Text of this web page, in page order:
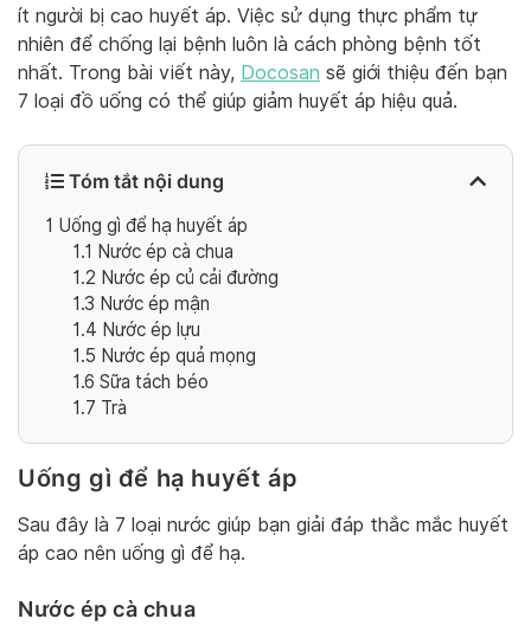
ít người bị cao huyết áp. Việc sử dụng thực phẩm tự
nhiên để chống lại bệnh luôn là cách phòng bệnh tốt
nhất. Trong bài viết này, Docosan sẽ giới thiệu đến bạn
7 loại đồ uống có thể giúp giảm huyết áp hiệu quả.
Tóm tắt nội dung
1 Uống gì để hạ huyết áp
1.1 Nước ép cà chua
1.2 Nước ép củ cải đường
1.3 Nước ép mận
1.4 Nước ép lựu
1.5 Nước ép quả mọng
1.6 Sữa tách béo
1.7 Trà
Uống gì để hạ huyết áp
Sau đây là 7 loại nước giúp bạn giải đáp thắc mắc huyết
áp cao nên uống gì để hạ.
Nước ép cà chua